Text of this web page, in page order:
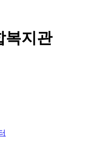
복지관